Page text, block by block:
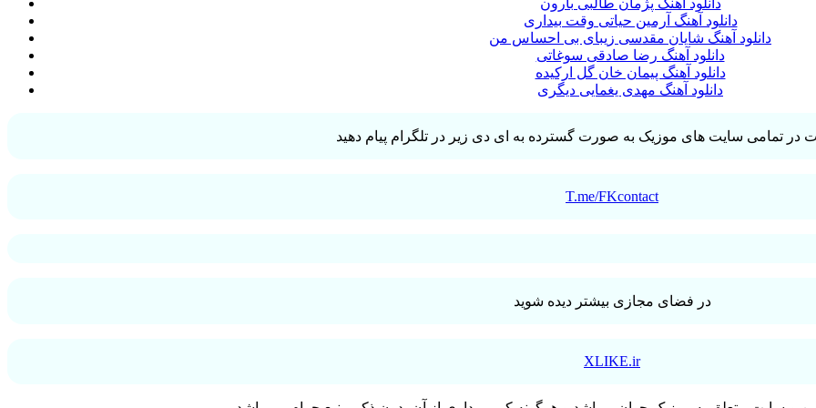
دانلود آهنگ آرمین حیاتی وقت بیداری
دانلود آهنگ شایان مقدسی زیبای بی احساس من
دانلود آهنگ رضا صادقی سوغاتی
دانلود آهنگ پیمان خان گل ارکیده
دانلود آهنگ مهدی یغمایی دیگری
T.me/FKcontact
در فضای مجازی بیشتر دیده شوید
XLIKE.ir